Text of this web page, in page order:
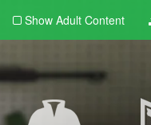
Show Adult Content